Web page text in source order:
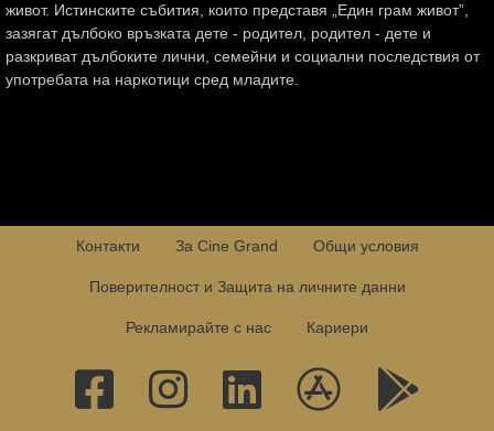
живот. Истинските събития, които представя „Един грам живот”,
зазягат дълбоко връзката дете - родител, родител - дете и
разкриват дълбоките лични, семейни и социални последствия от
употребата на наркотици сред младите.
Контакти За Cine Grand Общи условия
Поверителност и Защита на личните данни
Рекламирайте с нас Кариери